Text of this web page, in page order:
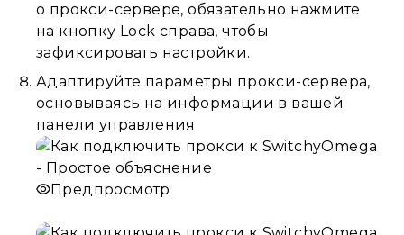
о прокси-сервере, обязательно нажмите
на кнопку Lock справа, чтобы
зафиксировать настройки.
Адаптируйте параметры прокси-сервера,
основываясь на информации в вашей
панели управления
Предпросмотр